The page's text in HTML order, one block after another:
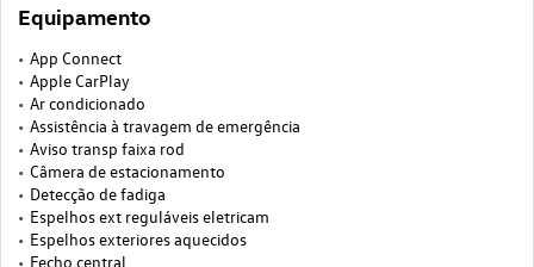
Equipamento
App Connect
Apple CarPlay
Ar condicionado
Assistência à travagem de emergência
Aviso transp faixa rod
Câmera de estacionamento
Detecção de fadiga
Espelhos ext reguláveis eletricam
Espelhos exteriores aquecidos
Fecho central